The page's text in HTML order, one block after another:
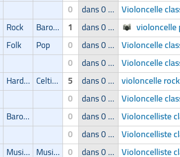
0 dans 0 groupe Violoncelle
Rock Baroque 1 dans 0 groupe violoncelle
Folk Pop 0 dans 0 groupe Violoncelle
0 dans 0 groupe Violoncelle
Hard Rock/Stoner Celtique 5 dans 0 groupe violoncelle
0 dans 0 groupe Violoncelle
Baroque 0 dans 0 groupe Violoncelliste
0 dans 0 groupe Violoncelliste
Musique de film Musical 0 dans 0 groupe Violoncelliste